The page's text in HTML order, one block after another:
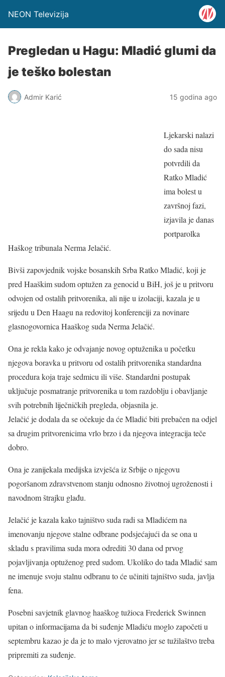
NEON Televizija
Pregledan u Hagu: Mladić glumi da
je teško bolestan
Admir Karić 15 godina ago
Ljekarski nalazi
do sada nisu
potvrdili da
Ratko Mladić
ima bolest u
završnoj fazi,
izjavila je danas
portparolka
Haškog tribunala Nerma Jelačić.
Bivši zapovjednik vojske bosanskih Srba Ratko Mladić, koji je
pred Haaškim sudom optužen za genocid u BiH, još je u pritvoru
odvojen od ostalih pritvorenika, ali nije u izolaciji, kazala je u
srijedu u Den Haagu na redovitoj konferenciji za novinare
glasnogovornica Haaškog suda Nerma Jelačić.
Ona je rekla kako je odvajanje novog optuženika u početku
njegova boravka u pritvoru od ostalih pritvorenika standardna
procedura koja traje sedmicu ili više. Standardni postupak
uključuje posmatranje pritvorenika u tom razdoblju i obavljanje
svih potrebnih liječničkih pregleda, objasnila je.
Jelačić je dodala da se očekuje da će Mladić biti prebačen na odjel
sa drugim pritvorenicima vrlo brzo i da njegova integracija teče
dobro.
Ona je zanijekala medijska izvješća iz Srbije o njegovu
pogoršanom zdravstvenom stanju odnosno životnoj ugroženosti i
navodnom štrajku glađu.
Jelačić je kazala kako tajništvo suda radi sa Mladićem na
imenovanju njegove stalne odbrane podsjećajući da se ona u
skladu s pravilima suda mora odrediti 30 dana od prvog
pojavljivanja optuženog pred sudom. Ukoliko do tada Mladić sam
ne imenuje svoju stalnu odbranu to će učiniti tajništvo suda, javlja
fena.
Posebni savjetnik glavnog haaškog tužioca Frederick Swinnen
upitan o informacijama da bi suđenje Mladiću moglo započeti u
septembru kazao je da je to malo vjerovatno jer se tužilaštvo treba
pripremiti za suđenje.